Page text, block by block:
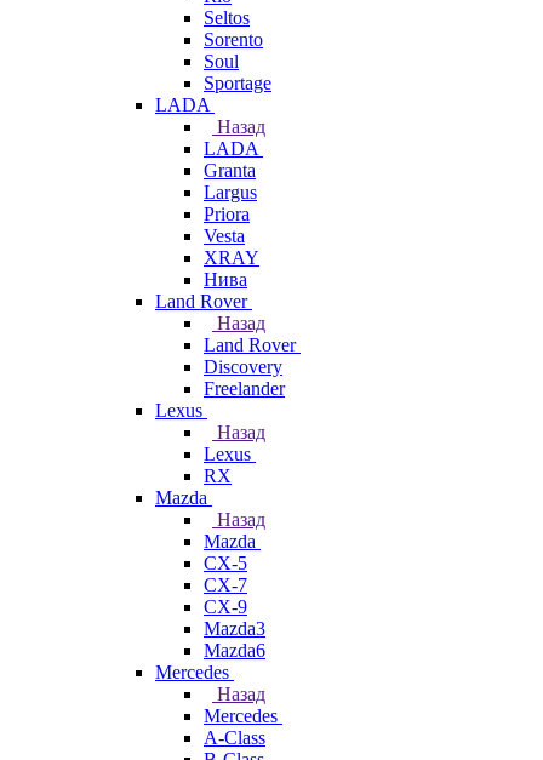
Seltos
Sorento
Soul
Sportage
LADA
Назад
LADA
Granta
Largus
Priora
Vesta
XRAY
Нива
Land Rover
Назад
Land Rover
Discovery
Freelander
Lexus
Назад
Lexus
RX
Mazda
Назад
Mazda
CX-5
CX-7
CX-9
Mazda3
Mazda6
Mercedes
Назад
Mercedes
A-Class